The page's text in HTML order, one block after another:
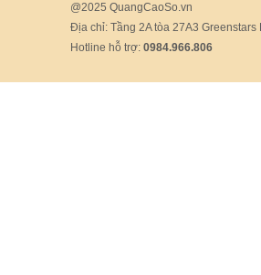
@2025 QuangCaoSo.vn
Địa chỉ: Tầng 2A tòa 27A3
Hotline hỗ trợ: 0984.966.806